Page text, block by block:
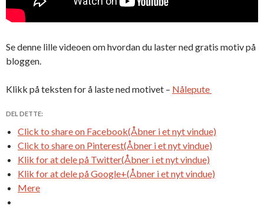
Se denne lille videoen om hvordan du laster ned gratis motiv på
bloggen.
Klikk på teksten for å laste ned motivet – Nålepute
DEL DETTE:
Click to share on Facebook(Åbner i et nyt vindue)
Click to share on Pinterest(Åbner i et nyt vindue)
Klik for at dele på Twitter(Åbner i et nyt vindue)
Klik for at dele på Google+(Åbner i et nyt vindue)
Mere